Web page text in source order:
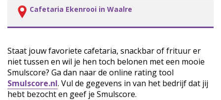
Cafetaria Ekenrooi in Waalre
Staat jouw favoriete cafetaria, snackbar of frituur er
niet tussen en wil je hen toch belonen met een mooie
Smulscore? Ga dan naar de online rating tool
Smulscore.nl. Vul de gegevens in van het bedrijf dat jij
hebt bezocht en geef je Smulscore.